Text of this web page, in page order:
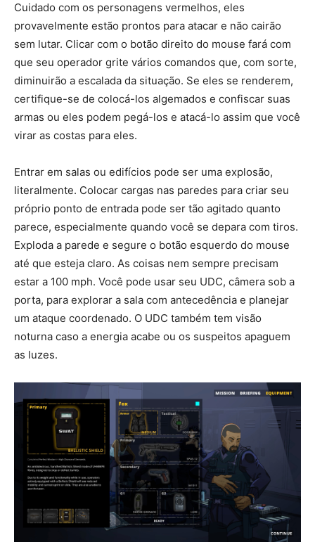
Cuidado com os personagens vermelhos, eles
provavelmente estão prontos para atacar e não cairão
sem lutar. Clicar com o botão direito do mouse fará com
que seu operador grite vários comandos que, com sorte,
diminuirão a escalada da situação. Se eles se renderem,
certifique-se de colocá-los algemados e confiscar suas
armas ou eles podem pegá-los e atacá-lo assim que você
virar as costas para eles.
Entrar em salas ou edifícios pode ser uma explosão,
literalmente. Colocar cargas nas paredes para criar seu
próprio ponto de entrada pode ser tão agitado quanto
parece, especialmente quando você se depara com tiros.
Exploda a parede e segure o botão esquerdo do mouse
até que esteja claro. As coisas nem sempre precisam
estar a 100 mph. Você pode usar seu UDC, câmera sob a
porta, para explorar a sala com antecedência e planejar
um ataque coordenado. O UDC também tem visão
noturna caso a energia acabe ou os suspeitos apaguem
as luzes.